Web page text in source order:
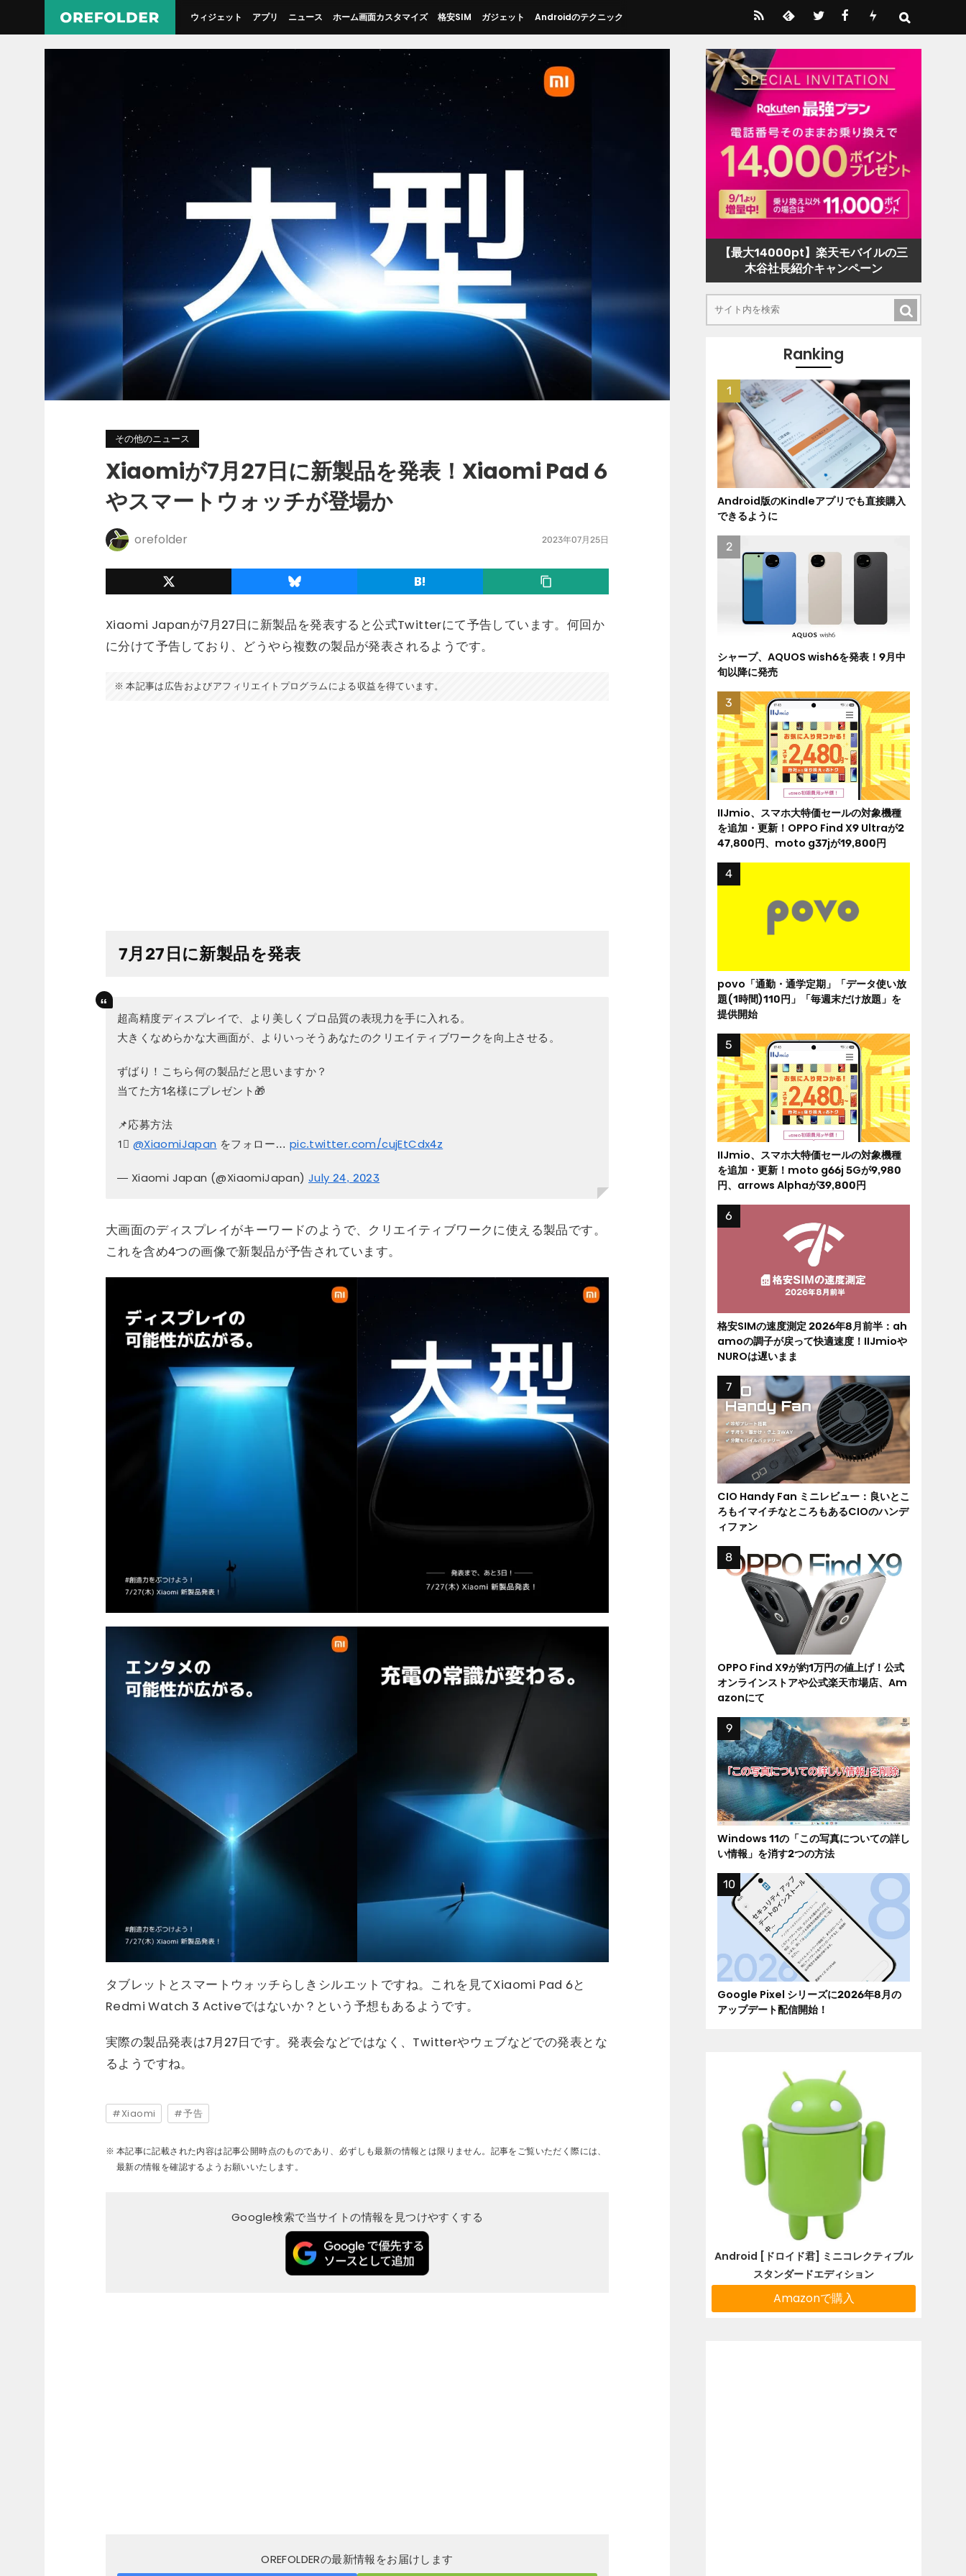
ウィジェット アプリ ニュース ホーム画面カスタマイズ 格安SIM ガジェット Androidのテクニック
その他のニュース
Xiaomiが7月27日に新製品を発表！Xiaomi Pad 6
やスマートウォッチが登場か
orefolder 2023年07月25日
Xiaomi Japanが7月27日に新製品を発表すると公式Twitterにて予告しています。何回か
に分けて予告しており、どうやら複数の製品が発表されるようです。
本記事は広告およびアフィリエイトプログラムによる収益を得ています。
7月27日に新製品を発表
超高精度ディスプレイで、より美しくプロ品質の表現力を手に入れる。
大きくなめらかな大画面が、よりいっそうあなたのクリエイティブワークを向上させる。
ずばり！こちら何の製品だと思いますか？
当てた方1名様にプレゼント🎁
📌応募方法
1⃣ @XiaomiJapan をフォロー… pic.twitter.com/cujEtCdx4z
— Xiaomi Japan (@XiaomiJapan) July 24, 2023
大画面のディスプレイがキーワードのようで、クリエイティブワークに使える製品です。
これを含め4つの画像で新製品が予告されています。
タブレットとスマートウォッチらしきシルエットですね。これを見てXiaomi Pad 6と
Redmi Watch 3 Activeではないか？という予想もあるようです。
実際の製品発表は7月27日です。発表会などではなく、Twitterやウェブなどでの発表とな
るようですね。
Xiaomi 予告
本記事に記載された内容は記事公開時点のものであり、必ずしも最新の情報とは限りません。記事をご覧いただく際には、
最新の情報を確認するようお願いいたします。
Google検索で当サイトの情報を見つけやすくする
OREFOLDERの最新情報をお届けします
【最大14000pt】楽天モバイルの三
木谷社長紹介キャンペーン
Ranking
Android版のKindleアプリでも直接購入
できるように
シャープ、AQUOS wish6を発表！9月中
旬以降に発売
IIJmio、スマホ大特価セールの対象機種
を追加・更新！OPPO Find X9 Ultraが2
47,800円、moto g37jが19,800円
povo「通勤・通学定期」「データ使い放
題(1時間)110円」「毎週末だけ放題」を
提供開始
IIJmio、スマホ大特価セールの対象機種
を追加・更新！moto g66j 5Gが9,980
円、arrows Alphaが39,800円
格安SIMの速度測定 2026年8月前半：ah
amoの調子が戻って快適速度！IIJmioや
NUROは遅いまま
CIO Handy Fan ミニレビュー：良いとこ
ろもイマイチなところもあるCIOのハンデ
ィファン
OPPO Find X9が約1万円の値上げ！公式
オンラインストアや公式楽天市場店、Am
azonにて
Windows 11の「この写真についての詳し
い情報」を消す2つの方法
Google Pixel シリーズに2026年8月の
アップデート配信開始！
Android [ドロイド君] ミニコレクティブル
スタンダードエディション
Amazonで購入